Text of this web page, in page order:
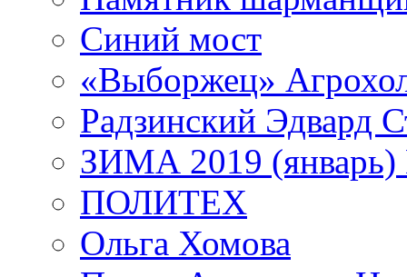
Синий мост
«Выборжец»
Радзинский Эдвард
ЗИМА 2019 (январь)
ПОЛИТЕХ
Ольга Хомова